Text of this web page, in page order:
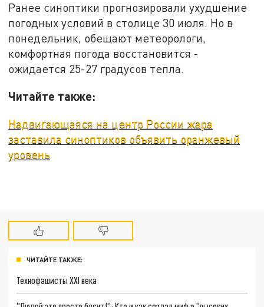
Ранее синоптики прогнозировали ухудшение
погодных условий в столице 30 июля. Но в
понедельник, обещают метеорологи,
комфортная погода восстановится -
ожидается 25-27 градусов тепла.
Читайте также:
Надвигающаяся на центр России жара
заставила синоптиков объявить оранжевый
уровень
ЧИТАЙТЕ ТАКЖЕ:
Технофашисты XXI века